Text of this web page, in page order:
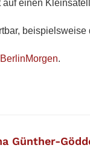
einen
BerlinMorgen.
Günther-